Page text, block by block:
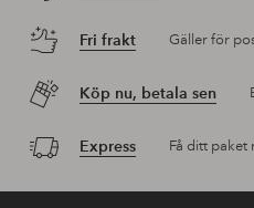
Fri frakt Gäller för
Köp nu, betala sen
Express Få ditt